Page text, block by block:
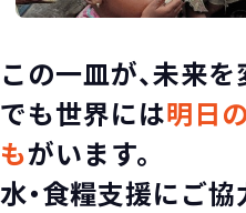
この一皿が、未来を
でも世界には明日
もがいます。
水・食糧支援にご協